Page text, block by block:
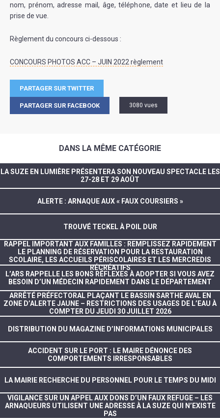
nom, prénom, adresse mail, âge, téléphone, date et lieu de la
prise de vue.
Règlement du concours ci-dessous :
CONCOURS PHOTOS ACC – JUIN 2022 règlement
PARTAGER SUR TWITTER
PARTAGER SUR FACEBOOK 3080 vues
DANS LA MÊME CATÉGORIE
LA SUZE EN LUMIÈRE PRÉSENTERA SON NOUVEAU SPECTACLE LES
27-28 ET 29 AOÛT
ALERTE : ARNAQUE AUX « FAUX COURSIERS »
TROUVÉ TECKEL À POIL DUR
RAPPEL IMPORTANT AUX FAMILLES : REMPLISSEZ RAPIDEMENT
LE PLANNING DE RÉSERVATION POUR LA RESTAURATION
SCOLAIRE, LES ACCUEILS PÉRISCOLAIRES ET LES MERCREDIS
RÉCRÉATIFS
L’ARS RAPPELLE LES BONS RÉFLEXES À ADOPTER SI VOUS AVEZ
BESOIN D’UN MÉDECIN RAPIDEMENT DANS LE DÉPARTEMENT
ARRÊTÉ PRÉFECTORAL PLAÇANT LE BASSIN SARTHE AVAL EN
ZONE D’ALERTE JAUNE – RESTRICTIONS DES USAGES DE L’EAU À
COMPTER DU JEUDI 30 JUILLET 2026
DISTRIBUTION DU MAGAZINE D’INFORMATIONS MUNICIPALES
ACCIDENT SUR LE PORT : LE MAIRE DÉNONCE DES
COMPORTEMENTS IRRESPONSABLES
LA MAIRIE RECHERCHE DU PERSONNEL POUR LE TEMPS DU MIDI
VIGILANCE SUR UN APPEL AUX DONS D’UN FAUX REFUGE – LES
ARNAQUEURS UTILISENT UNE ADRESSE À LA SUZE QUI N’EXISTE
PAS